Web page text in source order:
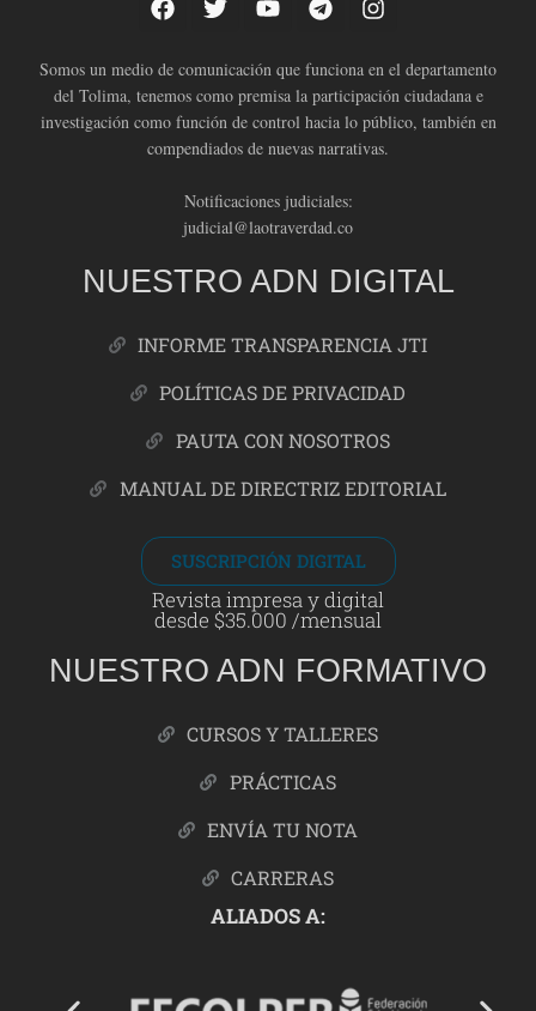
Somos un medio de comunicación que funciona en el departamento
del Tolima, tenemos como premisa la participación ciudadana e
investigación como función de control hacia lo público, también en
compendiados de nuevas narrativas.
Notificaciones judiciales:
judicial@laotraverdad.co
NUESTRO ADN DIGITAL
INFORME TRANSPARENCIA JTI
POLÍTICAS DE PRIVACIDAD
PAUTA CON NOSOTROS
MANUAL DE DIRECTRIZ EDITORIAL
SUSCRIPCIÓN DIGITAL
Revista impresa y digital
desde $35.000 /mensual
NUESTRO ADN FORMATIVO
CURSOS Y TALLERES
PRÁCTICAS
ENVÍA TU NOTA
CARRERAS
ALIADOS A: